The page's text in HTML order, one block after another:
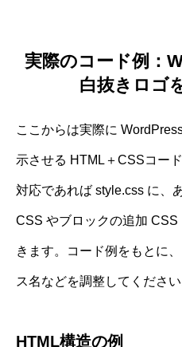
実際のコード例：
白抜きロゴ
ここからは実際に
示させる HTML＋CSSコー
対応であれば style.css に、
CSS やブロックの追加
きます。コード例をもとに
ス名などを調整してください
HTML構造の例